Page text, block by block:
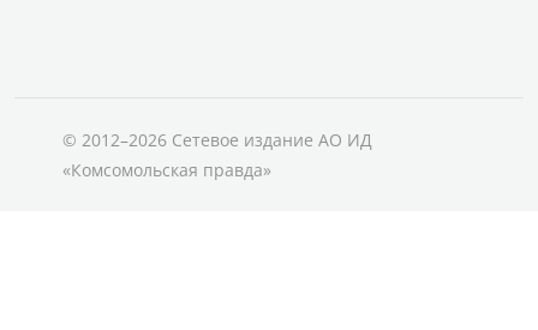
© 2012–2026 Сетевое издание АО ИД
«Комсомольская правда»